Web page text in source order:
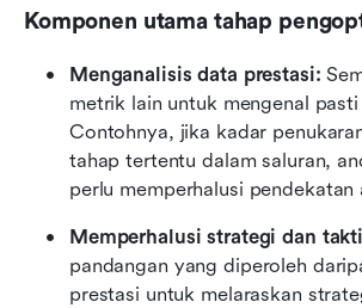
Komponen utama tahap
Menganalisis data prestasi:
metrik lain untuk mengenal
Contohnya, jika kadar
tahap tertentu dalam saluran,
perlu memperhalusi pendekatan
Memperhalusi strategi dan
pandangan yang diperoleh
prestasi untuk melaraskan